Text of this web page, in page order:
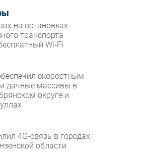
на остановках
транспорта
Wi‑Fi
скоростным
дачные массивы в
округе и
4G-связь в городах
области